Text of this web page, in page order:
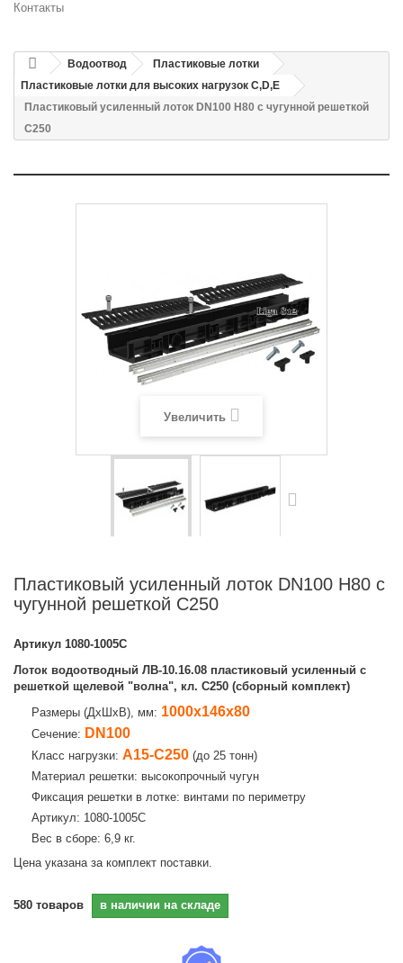
Контакты
Водоотвод
Пластиковые лотки
Пластиковые лотки для высоких нагрузок C,D,E
Пластиковый усиленный лоток DN100 H80 с чугунной решеткой
C250
Увеличить
Пластиковый усиленный лоток DN100 H80 с
чугунной решеткой C250
Артикул 1080-1005С
Лоток водоотводный ЛВ-10.16.08 пластиковый усиленный с
решеткой щелевой "волна", кл. C250 (сборный комплект)
Размеры (ДхШхВ), мм: 1000х146х80
Сечение: DN100
Класс нагрузки: A15-C250 (до 25 тонн)
Материал решетки: высокопрочный чугун
Фиксация решетки в лотке: винтами по периметру
Артикул: 1080-1005С
Вес в сборе: 6,9 кг.
Цена указана за комплект поставки.
580 товаров в наличии на складе